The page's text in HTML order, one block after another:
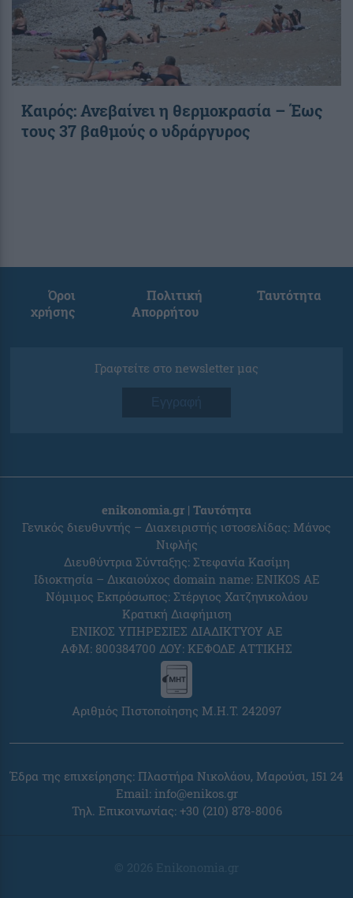
Καιρός: Ανεβαίνει η θερμοκρασία – Έως
τους 37 βαθμούς ο υδράργυρος
Όροι
χρήσης
Πολιτική
Απορρήτου
Ταυτότητα
Γραφτείτε στο newsletter μας
Εγγραφή
enikonomia.gr | Ταυτότητα
Γενικός διευθυντής – Διαχειριστής ιστοσελίδας: Μάνος
Νιφλής
Διευθύντρια Σύνταξης: Στεφανία Κασίμη
Ιδιοκτησία – Δικαιούχος domain name: ENIKOS AE
Νόμιμος Εκπρόσωπος: Στέργιος Χατζηνικολάου
Κρατική Διαφήμιση
ΕΝΙΚΟΣ ΥΠΗΡΕΣΙΕΣ ΔΙΑΔΙΚΤΥΟΥ ΑΕ
ΑΦΜ: 800384700 ΔΟΥ: ΚΕΦΟΔΕ ΑΤΤΙΚΗΣ
Αριθμός Πιστοποίησης Μ.Η.Τ. 242097
Έδρα της επιχείρησης: Πλαστήρα Νικολάου, Μαρούσι, 151 24
Email: info@enikos.gr
Τηλ. Επικοινωνίας: +30 (210) 878-8006